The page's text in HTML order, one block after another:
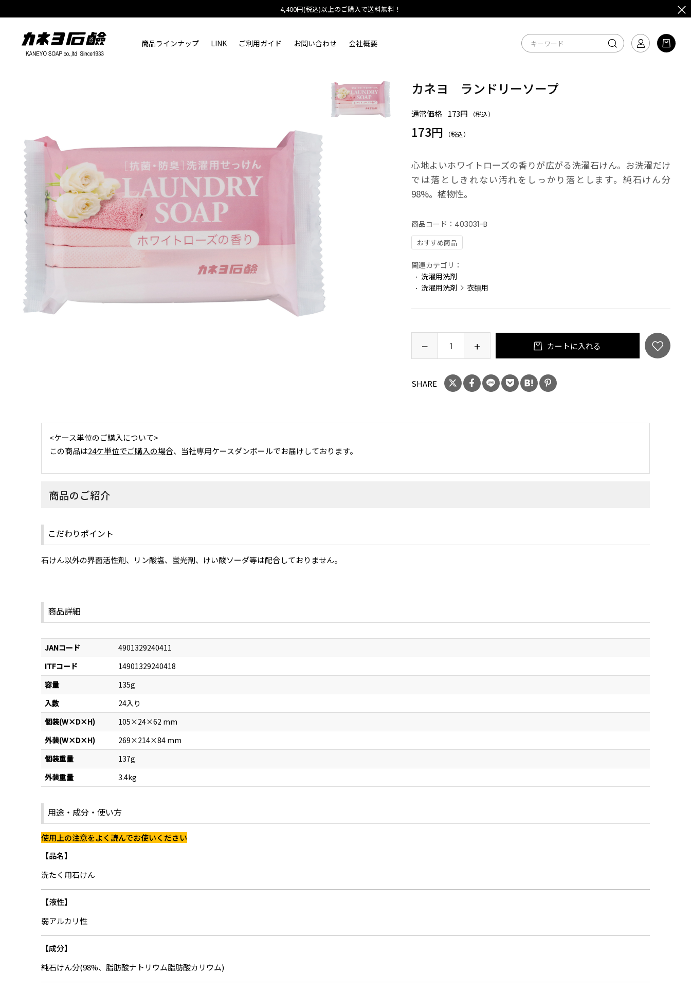
4,400円(税込)以上のご購入で送料無料！
商品ラインナップ LINK ご利用ガイド お問い合わせ 会社概要
カネヨ ランドリーソープ
通常価格 173円 （税込）
173円 （税込）
心地よいホワイトローズの香りが広がる洗濯石けん。お洗濯だけ
では落としきれない汚れをしっかり落とします。純石けん分
98%。植物性。
商品コード： 403031-B
おすすめ商品
関連カテゴリ：
洗濯用洗剤
洗濯用洗剤
衣類用
カートに入れる
SHARE
<ケース単位のご購入について>
この商品は24ケ単位でご購入の場合、当社専用ケースダンボールでお届けしております。
商品のご紹介
こだわりポイント
石けん以外の界面活性剤、リン酸塩、蛍光剤、けい酸ソーダ等は配合しておりません。
商品詳細
JANコード
4901329240411
ITFコード
14901329240418
容量
135g
入数
24入り
個装(W×D×H)
105×24×62 mm
外装(W×D×H)
269×214×84 mm
個装重量
137g
外装重量
3.4kg
用途・成分・使い方
使用上の注意をよく読んでお使いください
品名
洗たく用石けん
液性
弱アルカリ性
成分
純石けん分(98%、脂肪酸ナトリウム脂肪酸カリウム)